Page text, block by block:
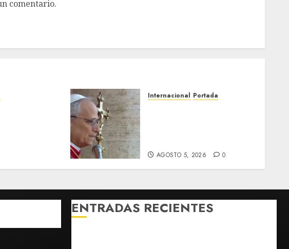
comentario.
Internacional Portada
AGOSTO 5, 2026 0
ENTRADAS RECIENTES